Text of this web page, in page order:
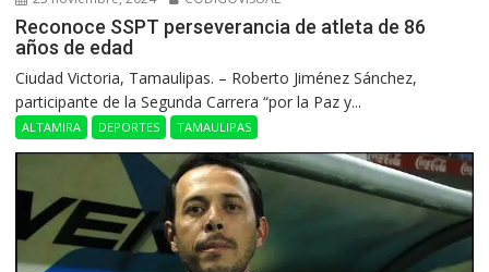
Reconoce SSPT perseverancia de atleta de 86
años de edad
Ciudad Victoria, Tamaulipas. – Roberto Jiménez Sánchez,
participante de la Segunda Carrera “por la Paz y...
ALTAMIRA DEPORTES TAMAULIPAS